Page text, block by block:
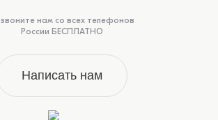
нам со всех телефонов
России БЕСПЛАТНО
Написать нам